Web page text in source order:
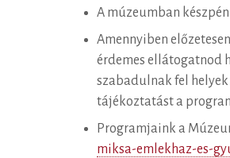
A múzeumban
Amennyiben
érdemes ellátogatnod
szabadulnak fel
tájékoztatást a
Programjaink a
miksa-emlekhaz-es-